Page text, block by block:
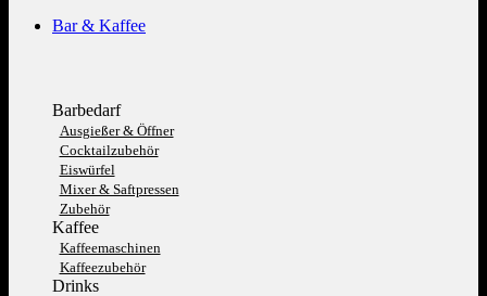
Bar & Kaffee
Barbedarf
Ausgießer & Öffner
Cocktailzubehör
Eiswürfel
Mixer & Saftpressen
Zubehör
Kaffee
Kaffeemaschinen
Kaffeezubehör
Drinks